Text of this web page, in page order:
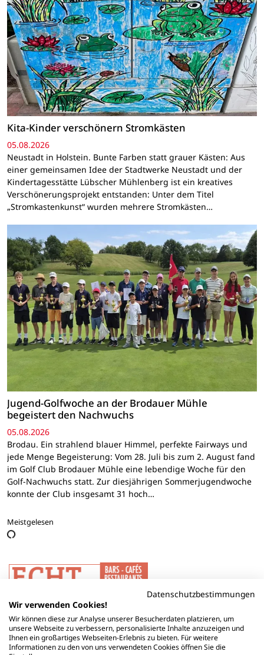
Kita-Kinder verschönern Stromkästen
05.08.2026
Neustadt in Holstein. Bunte Farben statt grauer Kästen: Aus
einer gemeinsamen Idee der Stadtwerke Neustadt und der
Kindertagesstätte Lübscher Mühlenberg ist ein kreatives
Verschönerungsprojekt entstanden: Unter dem Titel
„Stromkastenkunst“ wurden mehrere Stromkästen…
Jugend-Golfwoche an der Brodauer Mühle
begeistert den Nachwuchs
05.08.2026
Brodau. Ein strahlend blauer Himmel, perfekte Fairways und
jede Menge Begeisterung: Vom 28. Juli bis zum 2. August fand
im Golf Club Brodauer Mühle eine lebendige Woche für den
Golf-Nachwuchs statt. Zur diesjährigen Sommerjugendwoche
konnte der Club insgesamt 31 hoch…
Meistgelesen
Datenschutzbestimmungen
Wir verwenden Cookies!
Wir können diese zur Analyse unserer Besucherdaten platzieren, um
unsere Webseite zu verbessern, personalisierte Inhalte anzuzeigen und
Ihnen ein großartiges Webseiten-Erlebnis zu bieten. Für weitere
Informationen zu den von uns verwendeten Cookies öffnen Sie die